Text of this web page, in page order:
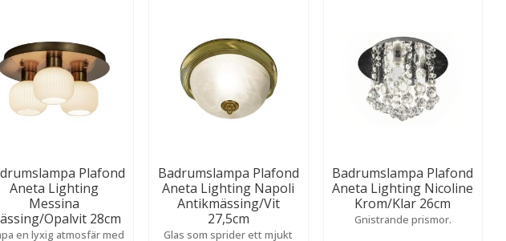
Plafond
Aneta Lighting
Messina
Opalvit 28cm
en lyxig atmosfär med
Badrumslampa Plafond
Aneta Lighting Napoli
Antikmässing/Vit
27,5cm
Glas som sprider ett mjukt
Badrumslampa Plafond
Aneta Lighting Nicoline
Krom/Klar 26cm
Gnistrande prismor.